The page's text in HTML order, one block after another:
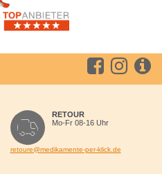
RETOUR
Mo-Fr 08-16 Uhr
retoure@medikamente-per-klick.de